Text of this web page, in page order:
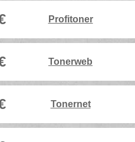
Profitoner
Tonerweb
Tonernet